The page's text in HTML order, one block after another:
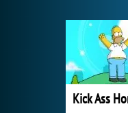
Kick Ass